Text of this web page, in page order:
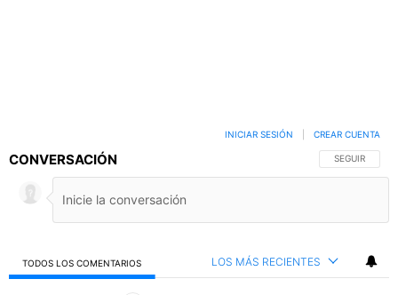
CONVERSACIÓN SIGA ESTA
SEGUIR
INICIAR SESIÓN CREAR CUENTA
TODOS LOS COMENTARIOS LOS MÁS RECIENTES
Todos los comentarios